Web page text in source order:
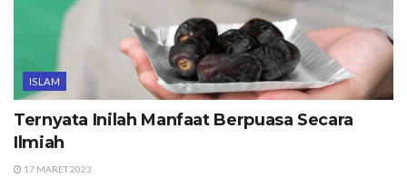
ISLAM
Ternyata Inilah Manfaat Berpuasa Secara
Ilmiah
17 MARET 2023